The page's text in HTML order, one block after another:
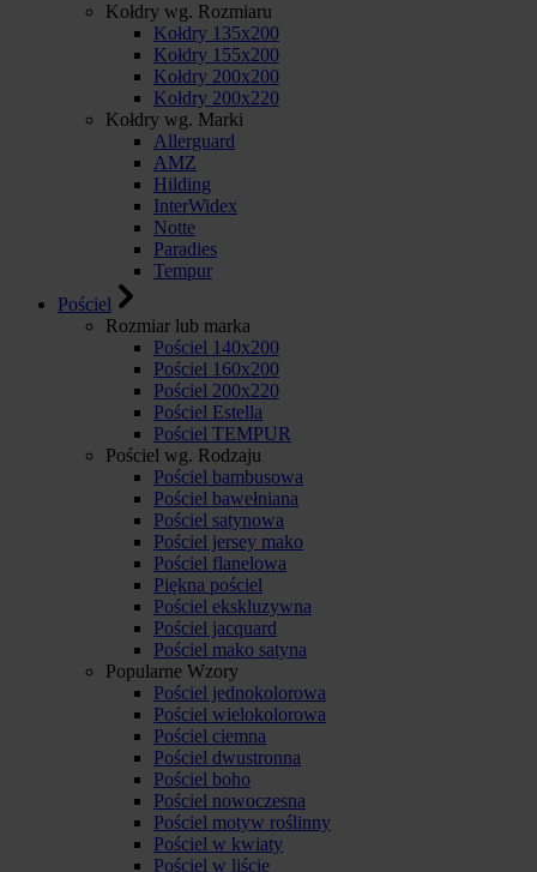
Kołdry wg. Rozmiaru
Kołdry 135x200
Kołdry 155x200
Kołdry 200x200
Kołdry 200x220
Kołdry wg. Marki
Allerguard
AMZ
Hilding
InterWidex
Notte
Paradies
Tempur
Pościel
Rozmiar lub marka
Pościel 140x200
Pościel 160x200
Pościel 200x220
Pościel Estella
Pościel TEMPUR
Pościel wg. Rodzaju
Pościel bambusowa
Pościel bawełniana
Pościel satynowa
Pościel jersey mako
Pościel flanelowa
Piękna pościel
Pościel ekskluzywna
Pościel jacquard
Pościel mako satyna
Popularne Wzory
Pościel jednokolorowa
Pościel wielokolorowa
Pościel ciemna
Pościel dwustronna
Pościel boho
Pościel nowoczesna
Pościel motyw roślinny
Pościel w kwiaty
Pościel w liście